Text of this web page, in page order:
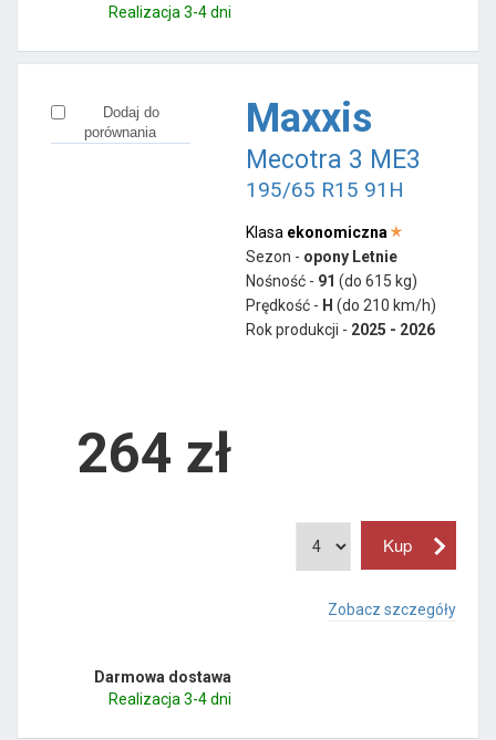
Realizacja 3-4 dni
Dodaj do
porównania
Maxxis
Mecotra 3 ME3
195/65 R15 91H
Klasa ekonomiczna
Sezon - opony Letnie
Nośność - 91 (do 615 kg)
Prędkość - H (do 210 km/h)
Rok produkcji - 2025 - 2026
264 zł
Zobacz szczegóły
Darmowa dostawa
Realizacja 3-4 dni